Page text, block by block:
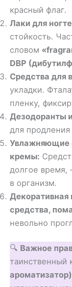
красный флаг.
Лаки для
стойкость.
словом
DBP
Средства для
укладки.
пленку,
Дезодоранты
для продления
Увлажняющие
кремы:
долгое время,
в организм.
Декоративная
средства,
невольно
🔍 Важное
таинственный
ароматизатор)